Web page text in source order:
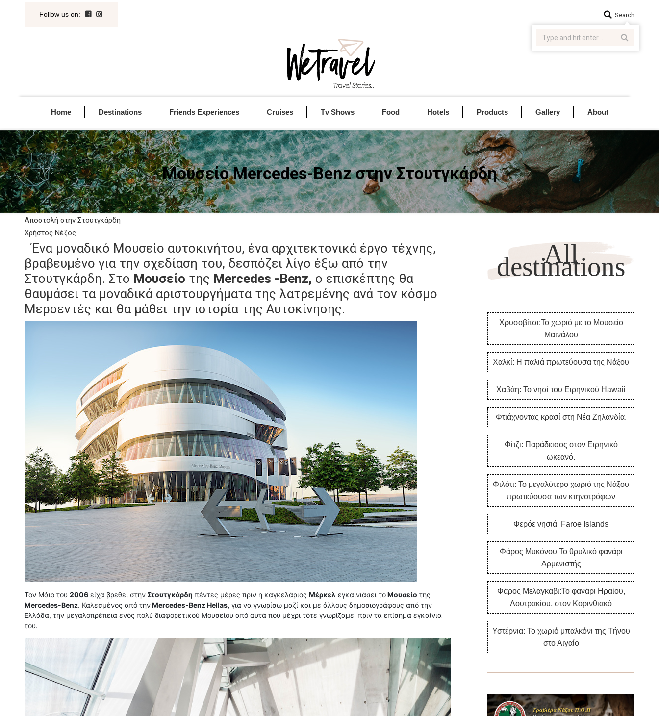
Follow us on: Search:Search
Home Destinations Friends Experiences Cruises Tv Shows Food Hotels Products Gallery About
Μουσείο Mercedes-Benz στην Στουτγκάρδη
Αποστολή στην Στουτγκάρδη
Χρήστος Νέζος
Ένα μοναδικό Μουσείο αυτοκινήτου, ένα αρχιτεκτονικά έργο τέχνης,
βραβευμένο για την σχεδίαση του, δεσπόζει λίγο έξω από την
Στουτγκάρδη. Στο Μουσείο της Mercedes -Benz, ο επισκέπτης θα
θαυμάσει τα μοναδικά αριστουργήματα της λατρεμένης ανά τον κόσμο
Μερσεντές και θα μάθει την ιστορία της Αυτοκίνησης.
Τον Μάιο του 2006 είχα βρεθεί στην Στουτγκάρδη πέντες μέρες πριν η καγκελάριος Μέρκελ εγκαινιάσει τοΜουσείο της
Mercedes-Benz. Καλεσμένος από τηνMercedes-Benz Hellas, για να γνωρίσω μαζί και με άλλους δημοσιογράφους από την
Ελλάδα, την μεγαλοπρέπεια ενός πολύ διαφορετικού Μουσείου από αυτά που μέχρι τότε γνωρίζαμε, πριν τα επίσημα εγκαίνια
του.
All
destinations
Χρυσοβίτσι:Το χωριό με το Μουσείο
Μαινάλου
Χαλκί: Η παλιά πρωτεύουσα της Νάξου
Χαβάη: Το νησί του Ειρηνικού Hawaii
Φτιάχνοντας κρασί στη Νέα Ζηλανδία.
Φίτζι: Παράδεισος στον Ειρηνικό
ωκεανό.
Φιλότι: Το μεγαλύτερο χωριό της Νάξου
πρωτεύουσα των κτηνοτρόφων
Φερόε νησιά: Faroe Islands
Φάρος Μυκόνου:Το θρυλικό φανάρι
Αρμενιστής
Φάρος Μελαγκάβι:Το φανάρι Ηραίου,
Λουτρακίου, στον Κορινθιακό
Υστέρνια: Το χωριό μπαλκόνι της Τήνου
στο Αιγαίο